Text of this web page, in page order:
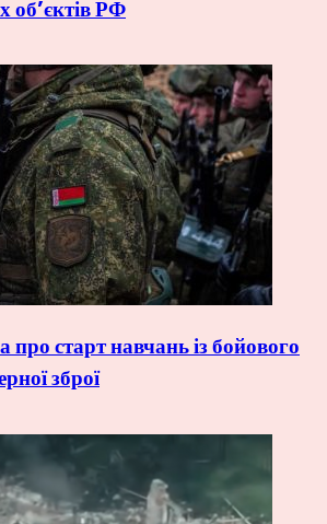
об’єктів РФ
про старт навчань із бойового
зброї